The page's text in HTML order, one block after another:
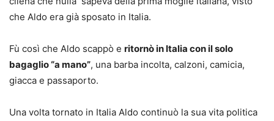
che Aldo era già sposato in Italia.
Fù così che Aldo scappò e ritornò in Italia con il solo
bagaglio “a mano”, una barba incolta, calzoni, camicia,
giacca e passaporto.
Una volta tornato in Italia Aldo continuò la sua vita politica